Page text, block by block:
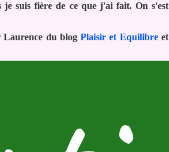
suis fière de ce que j'ai fait. On s'est
Laurence du blogPlaisir et Equilibreet